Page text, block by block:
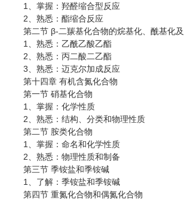
1、掌握：羟醛缩合型反应
2、熟悉：酯缩合反应
第二节 β-二羰基化合物的烷基化、酰基化及
1、熟悉：乙酰乙酸乙酯
2、熟悉：丙二酸二乙酯
3、熟悉：迈克尔加成反应
第十四章 有机含氮化合物
第一节 硝基化合物
1、掌握：化学性质
2、熟悉：结构、分类和物理性质
第二节 胺类化合物
1、掌握：命名和化学性质
2、熟悉：物理性质和制备
第三节 季铵盐和季铵碱
1、了解：季铵盐和季铵碱
第四节 重氮化合物和偶氮化合物